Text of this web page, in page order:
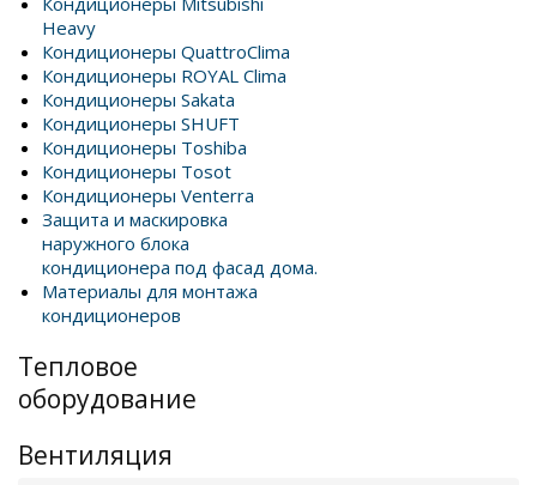
Heavy
Кондиционеры QuattroClima
Кондиционеры ROYAL Clima
Кондиционеры Sakata
Кондиционеры SHUFT
Кондиционеры Toshiba
Кондиционеры Tosot
Кондиционеры Venterra
Защита и маскировка
наружного блока
кондиционера под фасад дома.
Материалы для монтажа
кондиционеров
Тепловое
оборудование
Вентиляция